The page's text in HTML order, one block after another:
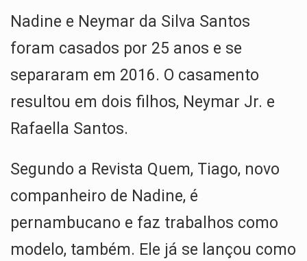
Nadine e Neymar da Silva Santos
foram casados por 25 anos e se
separaram em 2016. O casamento
resultou em dois filhos, Neymar Jr. e
Rafaella Santos.
Segundo a Revista Quem, Tiago, novo
companheiro de Nadine, é
pernambucano e faz trabalhos como
modelo, também. Ele já se lançou como